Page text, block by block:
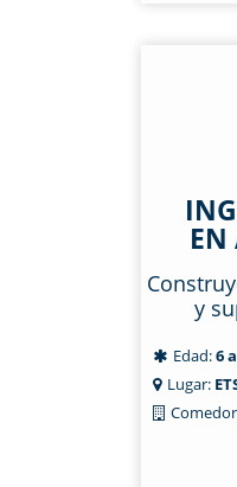
EN
y
Edad:6
Lugar: